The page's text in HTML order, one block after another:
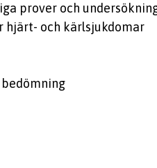
prover och
hjärt- och kärlsjukdomar